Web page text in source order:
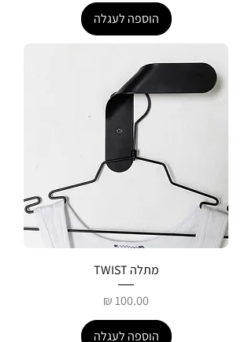
הוספה לעגלה
מתלה TWIST
מחיר
הוספה לעגלה